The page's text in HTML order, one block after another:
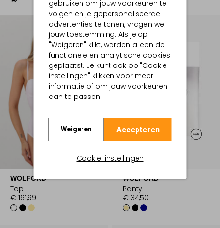
gebruiken om jouw voorkeuren te
volgen en je gepersonaliseerde
advertenties te tonen, vragen we
jouw toestemming. Als je op
"Weigeren" klikt, worden alleen de
functionele en analytische cookies
geplaatst. Je kunt ook op "Cookie-
instellingen" klikken voor meer
informatie of om jouw voorkeuren
aan te passen.
Weigeren Accepteren
Cookie-instellingen
WOLFORD
Top
€ 161,99
WOLFORD
Panty
€ 34,50